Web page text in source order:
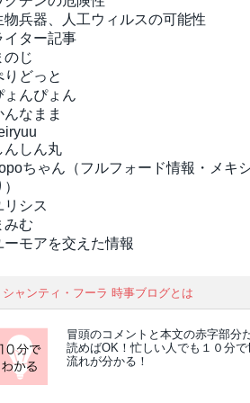
物兵器、人工ウィルスの可能性
イター記事
のじ
りどっと
ょんぴょん
んなまま
んしん丸
ちゃん（フルフォード情報・メキ
リシス
みむ
ーモアを交えた情報
シャンティ・フーラ 時事ブログとは
冒頭のコメントと本文の赤字部分
読めばOK！忙しい人でも１０分で
流れが分かる！